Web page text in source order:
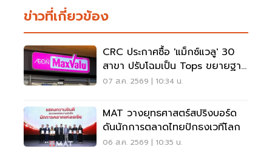
ข่าวที่เกี่ยวข้อง
CRC ประกาศซื้อ 'แม็กซ์แวลู' 30
สาขา ปรับโฉมเป็น Tops ขยายฐาน
ลูกค้าเพิ่ม 9 แสนราย
07 ส.ค. 2569 | 10:34 น.
MAT วางยุทธศาสตร์สปริงบอร์ด
ดันนักการตลาดไทยปักธงเวทีโลก
06 ส.ค. 2569 | 10:35 น.